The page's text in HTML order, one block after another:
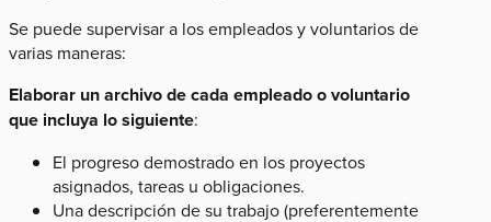
Se puede supervisar a los empleados y voluntarios de
varias maneras:
Elaborar un archivo de cada empleado o voluntario
que incluya lo siguiente:
El progreso demostrado en los proyectos
asignados, tareas u obligaciones.
Una descripción de su trabajo (preferentemente